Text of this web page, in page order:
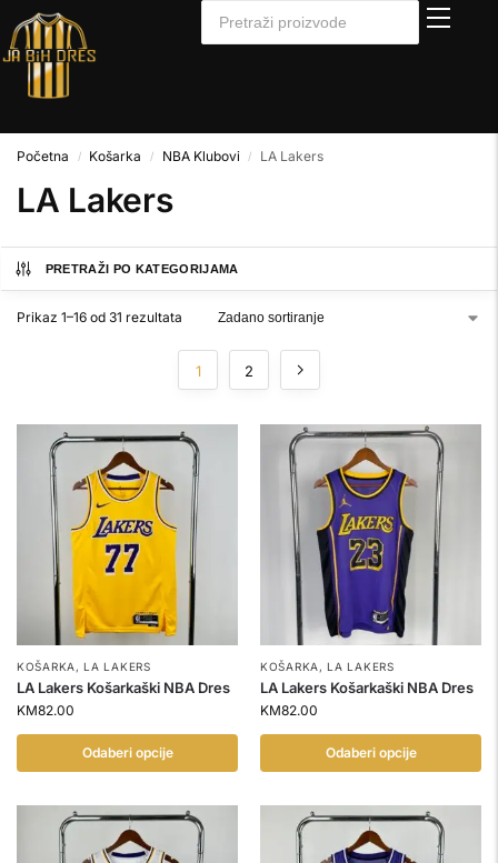
Početna / Košarka / NBA Klubovi / LA Lakers
LA Lakers
PRETRAŽI PO KATEGORIJAMA
Prikaz 1–16 od 31 rezultata
1 2
KOŠARKA ,LA LAKERS
LA Lakers Košarkaški NBA Dres
KM82.00
Odaberi opcije
KOŠARKA ,LA LAKERS
LA Lakers Košarkaški NBA Dres
KM82.00
Odaberi opcije